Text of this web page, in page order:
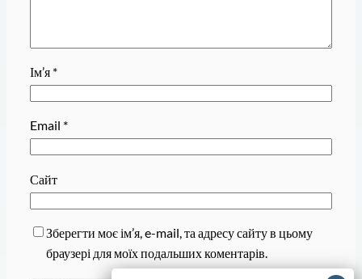
Ім’я *
Email *
Сайт
Зберегти моє ім’я, e-mail, та адресу сайту в цьому
браузері для моїх подальших коментарів.